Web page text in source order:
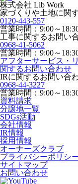
株式会社 Lib Work
家づくりや土地に関
0120-443-557
営業時間：9:00～
工事に関するお問い
0968-41-5062
営業時間：9:00～
アフターサービス・
関するお問い合わせ
IRに関するお問い合
0968-44-3227
営業時間：9:00～
資料請求
分譲地一覧
SDGs活動
会社情報
IR情報
採用情報
オーナーズクラブ
プライバシーポリシ
サイトマップ
お問い合わせ